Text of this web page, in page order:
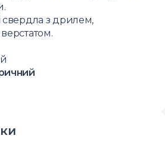
свердла з дрилем,